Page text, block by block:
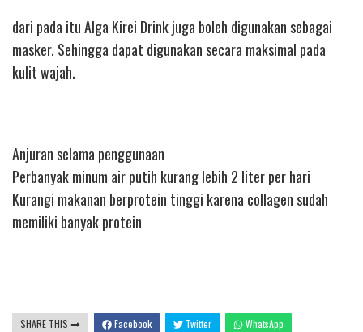
dari pada itu Alga Kirei Drink juga boleh digunakan sebagai
masker. Sehingga dapat digunakan secara maksimal pada
kulit wajah.
Anjuran selama penggunaan
Perbanyak minum air putih kurang lebih 2 liter per hari
Kurangi makanan berprotein tinggi karena collagen sudah
memiliki banyak protein
SHARE THIS Facebook Twitter WhatsApp